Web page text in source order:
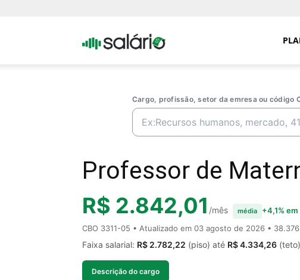
Portal
Cargo, profissão, setor da emresa ou código
Professor de
R$ 2.842,01 /mês média
+4,1%
CBO 3311-05 • Atualizado em 03 agosto de 2026 •
Faixa salarial: R$ 2.782,22 (piso) até R$ 4.334,26
Descrição do cargo